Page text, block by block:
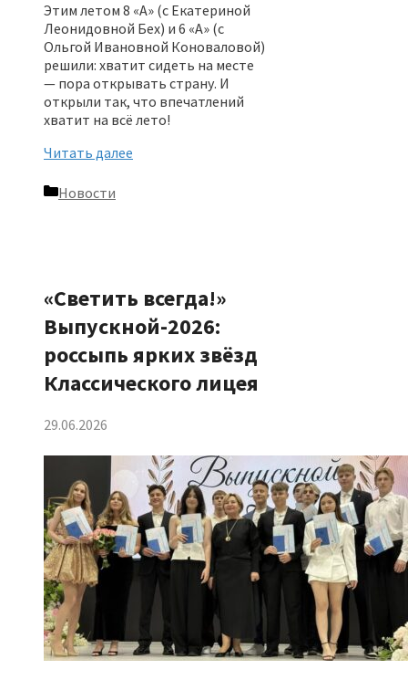
Этим летом 8 «А» (с Екатериной
Леонидовной Бех) и 6 «А» (с
Ольгой Ивановной Коноваловой)
решили: хватит сидеть на месте
— пора открывать страну. И
открыли так, что впечатлений
хватит на всё лето!
Читать далее
Рубрики
Новости
«Светить всегда!»
Выпускной-2026:
россыпь ярких звёзд
Классического лицея
29.06.2026